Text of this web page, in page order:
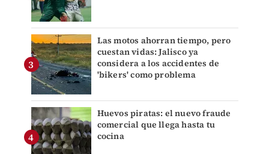
Las motos ahorran tiempo, pero
cuestan vidas: Jalisco ya
considera a los accidentes de
'bikers' como problema
Huevos piratas: el nuevo fraude
comercial que llega hasta tu
cocina